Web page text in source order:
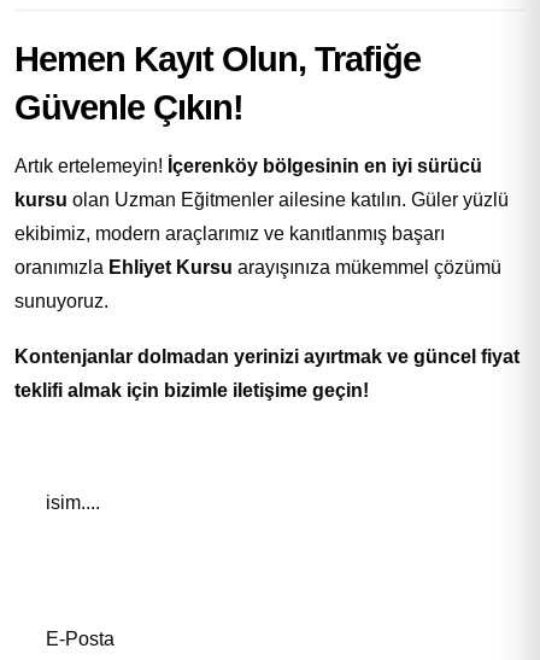
Hemen Kayıt Olun, Trafiğe
Güvenle Çıkın!
Artık ertelemeyin! İçerenköy bölgesinin en iyi sürücü
kursu olan Uzman Eğitmenler ailesine katılın. Güler yüzlü
ekibimiz, modern araçlarımız ve kanıtlanmış başarı
oranımızla Ehliyet Kursu arayışınıza mükemmel çözümü
sunuyoruz.
Kontenjanlar dolmadan yerinizi ayırtmak ve güncel fiyat
teklifi almak için bizimle iletişime geçin!